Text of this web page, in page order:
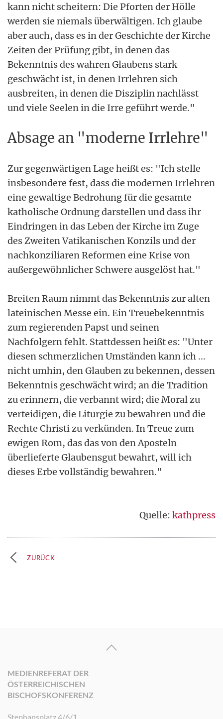
kann nicht scheitern: Die Pforten der Hölle
werden sie niemals überwältigen. Ich glaube
aber auch, dass es in der Geschichte der Kirche
Zeiten der Prüfung gibt, in denen das
Bekenntnis des wahren Glaubens stark
geschwächt ist, in denen Irrlehren sich
ausbreiten, in denen die Disziplin nachlässt
und viele Seelen in die Irre geführt werde."
Absage an "moderne Irrlehre"
Zur gegenwärtigen Lage heißt es: "Ich stelle
insbesondere fest, dass die modernen Irrlehren
eine gewaltige Bedrohung für die gesamte
katholische Ordnung darstellen und dass ihr
Eindringen in das Leben der Kirche im Zuge
des Zweiten Vatikanischen Konzils und der
nachkonziliaren Reformen eine Krise von
außergewöhnlicher Schwere ausgelöst hat."
Breiten Raum nimmt das Bekenntnis zur alten
lateinischen Messe ein. Ein Treuebekenntnis
zum regierenden Papst und seinen
Nachfolgern fehlt. Stattdessen heißt es: "Unter
diesen schmerzlichen Umständen kann ich ...
nicht umhin, den Glauben zu bekennen, dessen
Bekenntnis geschwächt wird; an die Tradition
zu erinnern, die verbannt wird; die Moral zu
verteidigen, die Liturgie zu bewahren und die
Rechte Christi zu verkünden. In Treue zum
ewigen Rom, das das von den Aposteln
überlieferte Glaubensgut bewahrt, will ich
dieses Erbe vollständig bewahren."
Quelle: kathpress
ZURÜCK
MEDIENREFERAT DER
ÖSTERREICHISCHEN
BISCHOFSKONFERENZ
Stephansplatz 4/6/1